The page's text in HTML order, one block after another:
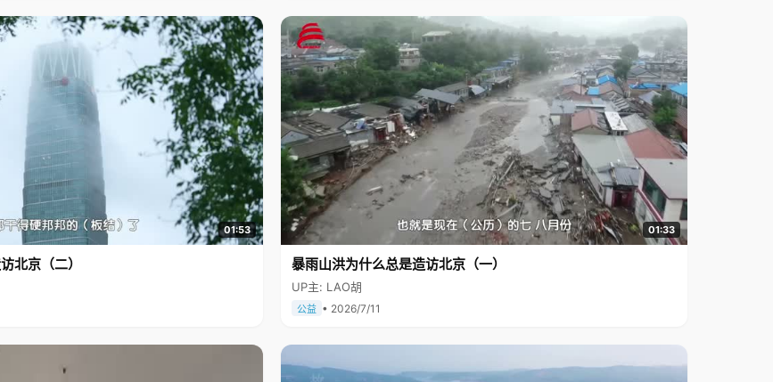
01:53
北京（二）
01:33
暴雨山洪为什么总是造访北京（一）
UP主: LAO胡
公益 • 2026/7/11